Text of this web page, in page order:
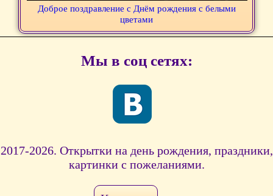
Доброе поздравление с Днём рождения с белыми
цветами
Мы в соц сетях:
2017-2026. Открытки на день рождения, праздники,
картинки с пожеланиями.